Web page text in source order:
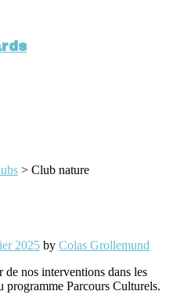
> Club nature
2025 by Colas Grollemund
de nos interventions dans les
programme Parcours Culturels.